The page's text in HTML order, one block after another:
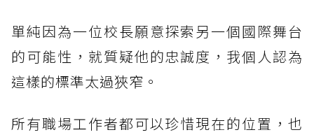
單純因為一位校長願意探索另一個國際舞台
的可能性，就質疑他的忠誠度，我個人認為
這樣的標準太過狹窄。
所有職場工作者都可以珍惜現在的位置，也